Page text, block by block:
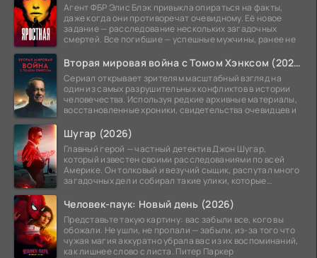
Агент ФБР Элис Блэк привыкла опираться на факты,
даже когда они противоречат очевидному. Её новое
задание — расследование нескольких загадочных
смертей. Все погибшие — успешные мужчины, ранее не
Вторая мировая война с Томом Хэнксом (2026)
Сериал открывает зрителям масштабный взгляд на
один из самых разрушительных конфликтов в истории
человечества. Используя редкие архивные материалы,
восстановленные хроники, свидетельства очевидцев и
Шугар (2026)
Главный герой — частный детектив Джон Шугар,
который известен своими расследованиями по всей
Америке. Он толковый и везучий сыщик, распутал много
загадочных дел и собирал такие улики, которые
Человек-паук: Новый день (2026)
Представьте такую картину: вас забыли все, кого вы
обожали. Не ушли, не пропали — забыли, из-за того что
чужая магия аккуратно убрала вас из их воспоминаний,
как лишнее слово с листа. Питер Паркер